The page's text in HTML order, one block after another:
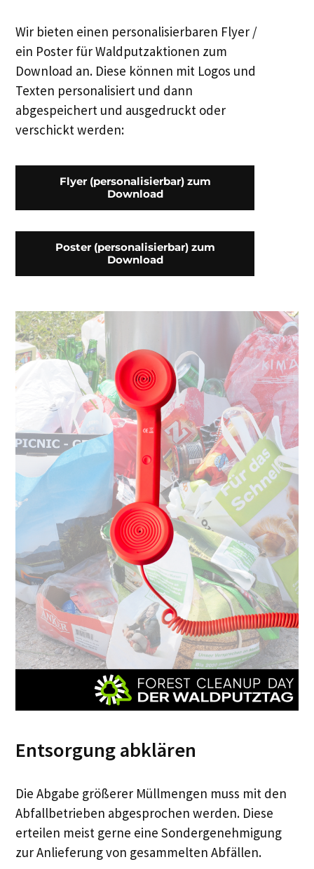
Wir bieten einen personalisierbaren Flyer /
ein Poster für Waldputzaktionen zum
Download an. Diese können mit Logos und
Texten personalisiert und dann
abgespeichert und ausgedruckt oder
verschickt werden:
Flyer (personalisierbar) zum
Download
Poster (personalisierbar) zum
Download
Entsorgung abklären
Die Abgabe größerer Müllmengen muss mit den
Abfallbetrieben abgesprochen werden. Diese
erteilen meist gerne eine Sondergenehmigung
zur Anlieferung von gesammelten Abfällen.